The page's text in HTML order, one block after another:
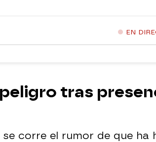
EN
tras
corre el rumor de que ha